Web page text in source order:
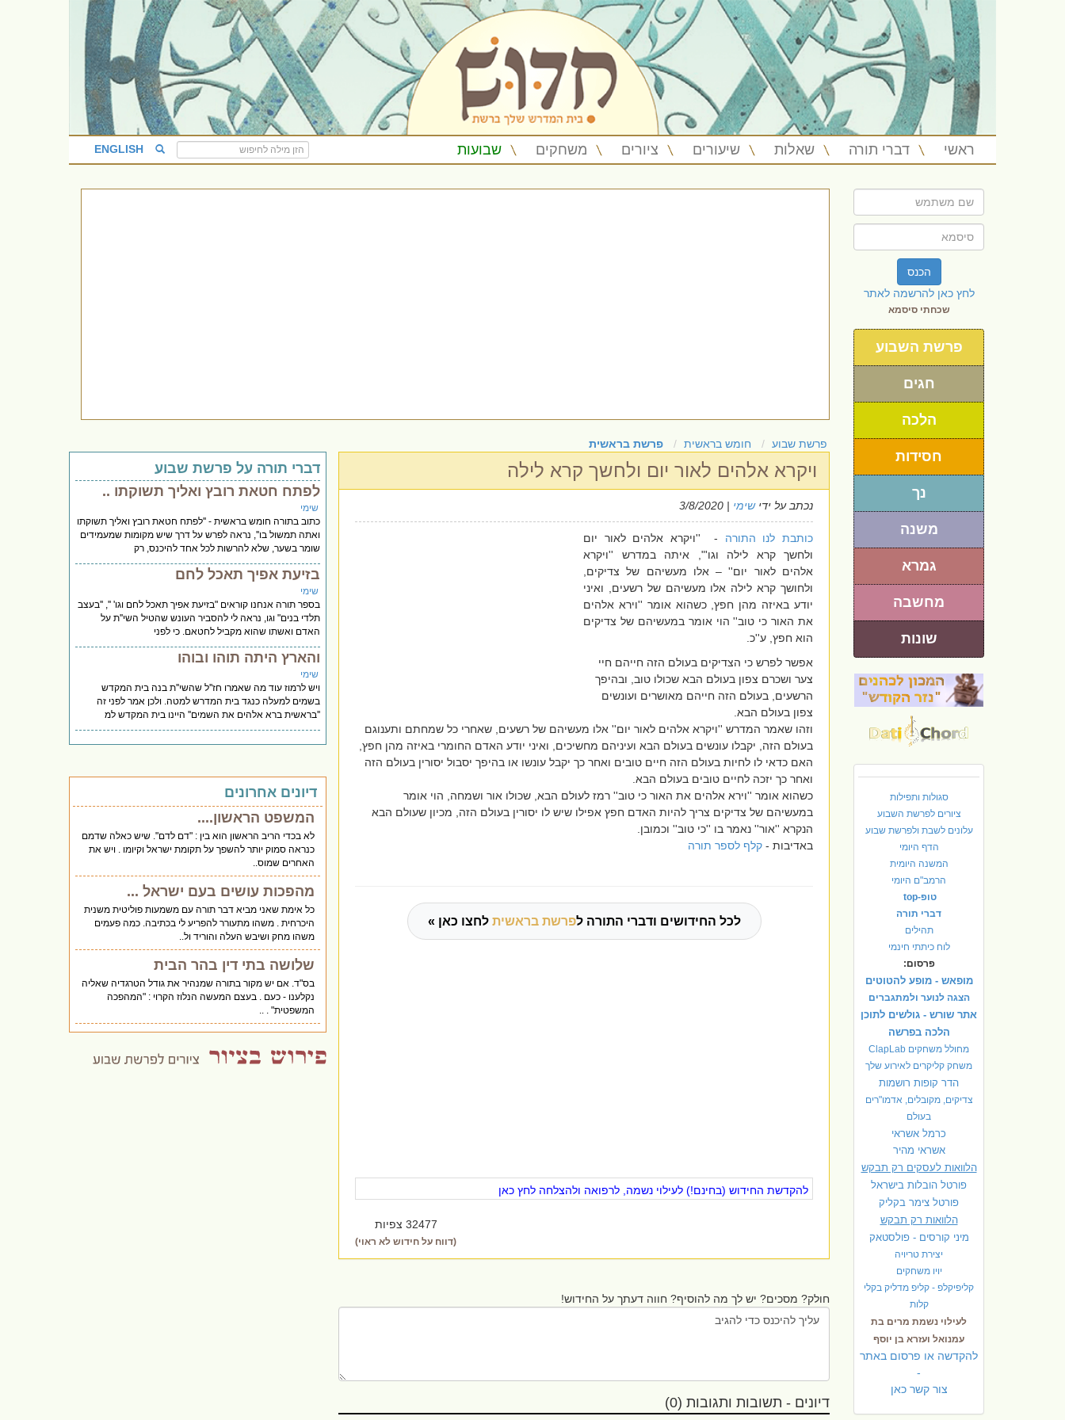
ראשי דברי תורה שאלות שיעורים ציורים משחקים שבועות ENGLISH
הכנס
לחץ כאן להרשמה לאתר
שכחתי סיסמא
פרשת השבוע
חגים
הלכה
חסידות
נך
משנה
גמרא
מחשבה
שונות
סגולות ותפילות
ציורים לפרשת השבוע
עלונים לשבת ולפרשת שבוע
הדף היומי
המשנה היומית
הרמב"ם היומי
טופ-top
דברי תורה
תהילים
לוח כיתתי חינמי
פרסום:
מופאש - מופע להטוטים
הצגה לנוער ולמתגברים
אתר שורש - גולשים לתוכן
הלכה בפרשה
מחולל משחקים ClapLab
משחק קליקרים לאירוע שלך
הדר קופות רושמות
צדיקים, מקובלים, אדמו"רים
בעולם
כרמל אשראי
אשראי מהיר
הלוואות לעסקים רק תבקש
פורטל הובלות בישראל
פורטל צימר בקליק
הלוואות רק תבקש
מיני קורסים - פולסטאק
יצירת טריויה
יויו משחקים
קליפיקלפ - קליפ מדליק בקלי
קלות
לעילוי נשמת מרים בת
עמנואל ועזרא בן יוסף
להקדשה או פרסום באתר
-
צור קשר כאן
פרשת שבוע חומש בראשית פרשת בראשית
ויקרא אלהים לאור יום ולחשך קרא לילה
נכתב על ידישימי | 3/8/2020
כותבת לנו התורה - ''ויקרא אלהים לאור יום
ולחשך קרא לילה וגו'", איתה במדרש ''ויקרא
אלהים לאור יום'' – אלו מעשיהם של צדיקים,
ולחושך קרא לילה אלו מעשיהם של רשעים, ואיני
יודע באיזה מהן חפץ, כשהוא אומר ''וירא אלהים
את האור כי טוב'' הוי אומר במעשיהם של צדיקים
הוא חפץ, ע''כ.
אפשר לפרש כי הצדיקים בעולם הזה חייהם חיי
צער ושכרם צפון בעולם הבא שכולו טוב, ובהיפך
הרשעים, בעולם הזה חייהם מאושרים ועונשים
צפון בעולם הבא.
וזהו שאמר המדרש ''ויקרא אלהים לאור יום'' אלו מעשיהם של רשעים, שאחרי כל שמחתם ותענוגם
בעולם הזה, יקבלו עונשים בעולם הבא ועיניהם מחשיכים, ואיני יודע האדם החומרי באיזה מהן חפץ,
האם כדאי לו לחיות בעולם הזה חיים טובים ואחר כך יקבל עונשו או בהיפך יסבול יסורין בעולם הזה
ואחר כך יזכה לחיים טובים בעולם הבא.
כשהוא אומר ''וירא אלהים את האור כי טוב'' רמז לעולם הבא, שכולו אור ושמחה, הוי אומר
במעשיהם של צדיקים צריך להיות האדם חפץ אפילו שיש לו יסורין בעולם הזה, מכיון שעולם הבא
הנקרא ''אור'' נאמר בו ''כי טוב'' וכמובן.
באדיבות - קלף לספר תורה
לכל החידושים ודברי התורה לפרשת בראשית לחצו כאן »
להקדשת החידוש (בחינם!) לעילוי נשמה, לרפואה ולהצלחה לחץ כאן
32477 צפיות
(דווח על חידוש לא ראוי)
חולק? מסכים? יש לך מה להוסיף? חווה דעתך על החידוש!
דיונים - תשובות ותגובות (0)
דברי תורה על פרשת שבוע
לפתח חטאת רובץ ואליך תשוקתו ..
שימי
כתוב בתורה חומש בראשית - ''לפתח חטאת רובץ ואליך תשוקתו
ואתה תמשול בו'', נראה לפרש על דרך שיש מקומות שמעמידים
שומר בשער, שלא להרשות לכל אחד להיכנס, רק
בזיעת אפיך תאכל לחם
שימי
בספר תורה אנחנו קוראים "בזיעת אפיך תאכל לחם וגו' '', ''בעצב
תלדי בנים" וגו, נראה לי להסביר העונש שהטיל השי''ת על
האדם ואשתו שהוא מקביל לחטאם. כי לפני
והארץ היתה תוהו ובוהו
שימי
ויש לרמוז עוד מה שאמרו חז''ל שהשי''ת בנה בית המקדש
בשמים למעלה כנגד בית המדרש למטה. ולכן אמר לפני זה
''בראשית ברא אלהים את השמים'' היינו בית המקדש למ
דיונים אחרונים
המשפט הראשון....
לא בכדי הריב הראשון הוא בין : "דם לדם". שיש כאלה שדמם
כנראה סמוק יותר להשפך על תקומת ישראל וקיומו . ויש את
האחרים שמוס..
מהפכות עושים בעם ישראל ...
כל אימת שאני מביא דבר תורה עם משמעות פוליטית משנית
היכרחית . משהו מתעורר להפריע לי בכתיבה. כמה פעמים
משהו מחק ושיבש העלה והוריד ול..
שלושה בתי דין בהר הבית
בס"ד. אם יש מקור בתורה שמנהיר את גודל הטרגדיה שאליה
נקלענו - כעם . בעצם המעשה הנלוז הקרוי : "המהפכה
המשפטית" . ..